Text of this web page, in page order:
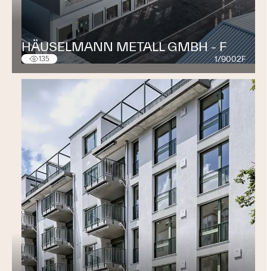
HÄUSELMANN METALL GMBH - F
135 1/9002F